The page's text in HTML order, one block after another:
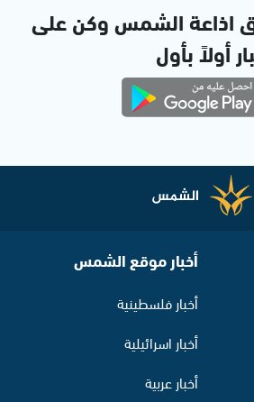
اذاعة الشمس وكن على
أولاً بأول
أخبار موقع الشمس
أخبار فلسطينية
أخبار اسرائيلية
أخبار عربية